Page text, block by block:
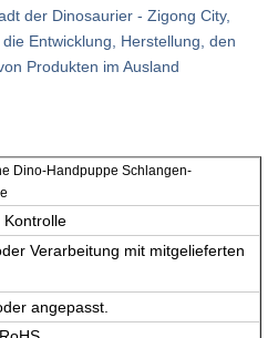
der Dinosaurier - Zigong City,
Entwicklung, Herstellung, den
Produkten im Ausland
Dino-Handpuppe Schlangen-
Kontrolle
Verarbeitung mit mitgelieferten
angepasst.